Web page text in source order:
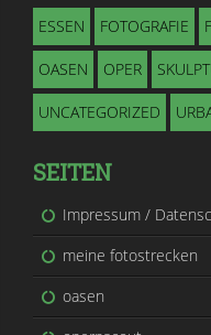
ESSEN FOTOGRAFIE
OASEN OPER
UNCATEGORIZED
SEITEN
Impressum /
meine fotostrecken
oasen